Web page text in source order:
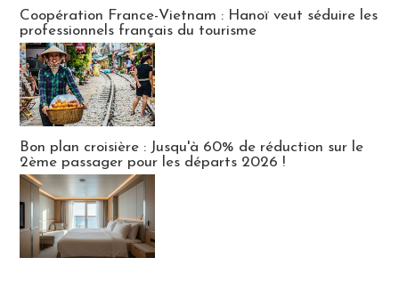
Coopération France-Vietnam : Hanoï veut séduire les
professionnels français du tourisme
Bon plan croisière : Jusqu'à 60% de réduction sur le
2ème passager pour les départs 2026 !